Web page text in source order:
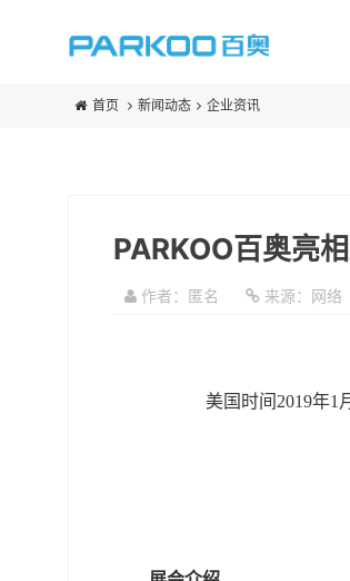
首页 新闻动态 企业资讯
PARKOO百奥亮
作者：匿名 来源：网络
美国时间2019年1